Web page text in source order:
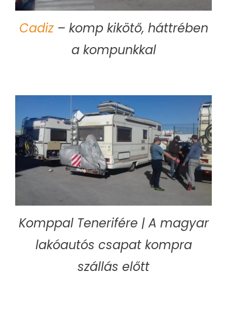
Cadiz– komp kikötő, háttrében
a kompunkkal
Komppal Tenerifére | A magyar
lakóautós csapat kompra
szállás előtt